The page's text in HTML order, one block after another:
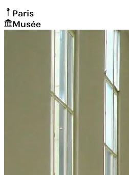
Paris
Musée